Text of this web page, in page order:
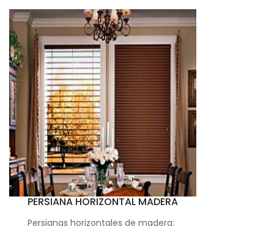
PERSIANA HORIZONTAL MADERA
Persianas horizontales de madera: